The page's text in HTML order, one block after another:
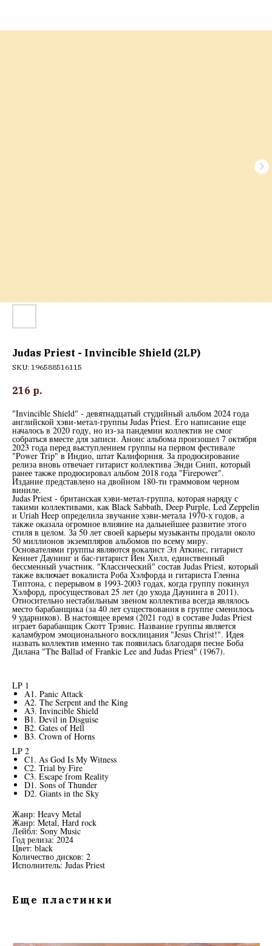
Judas Priest - Invincible Shield (2LP)
SKU: 196588516115
216 р.
"Invincible Shield" - девятнадцатый студийный альбом 2024 года
английской хэви-метал-группы Judas Priest. Его написание еще
началось в 2020 году, но из-за пандемии коллектив не смог
собраться вместе для записи. Анонс альбома произошел 7 октября
2023 года перед выступлением группы на первом фестивале
"Power Trip" в Индио, штат Калифорния. За продюсирование
релиза вновь отвечает гитарист коллектива Энди Снип, который
ранее также продюсировал альбом 2018 года "Firepower".
Издание представлено на двойном 180-ти граммовом черном
виниле.
Judas Priest - британская хэви-метал-группа, которая наряду с
такими коллективами, как Black Sabbath, Deep Purple, Led Zeppelin
и Uriah Heep определила звучание хэви-метала 1970-х годов, а
также оказала огромное влияние на дальнейшее развитие этого
стиля в целом. За 50 лет своей карьеры музыканты продали около
50 миллионов экземпляров альбомов по всему миру.
Основателями группы являются вокалист Эл Аткинс, гитарист
Кеннет Даунинг и бас-гитарист Йен Хилл, единственный
бессменный участник. "Классический" состав Judas Priest, который
также включает вокалиста Роба Хэлфорда и гитариста Гленна
Типтона, с перерывом в 1993-2003 годах, когда группу покинул
Хэлфорд, просуществовал 25 лет (до ухода Даунинга в 2011).
Относительно нестабильным звеном коллектива всегда являлось
место барабанщика (за 40 лет существования в группе сменилось
9 ударников). В настоящее время (2021 год) в составе Judas Priest
играет барабанщик Скотт Трэвис. Название группы является
каламбуром эмоционального восклицания "Jesus Christ!". Идея
назвать коллектив именно так появилась благодаря песне Боба
Дилана "The Ballad of Frankie Lee and Judas Priest" (1967).
LP 1
A1. Panic Attack
A2. The Serpent and the King
A3. Invincible Shield
B1. Devil in Disguise
B2. Gates of Hell
B3. Crown of Horns
LP 2
C1. As God Is My Witness
C2. Trial by Fire
C3. Escape from Reality
D1. Sons of Thunder
D2. Giants in the Sky
Жанр: Heavy Metal
Жанр: Metal, Hard rock
Лейбл: Sony Music
Год релиза: 2024
Цвет: black
Количество дисков: 2
Исполнитель: Judas Priest
Еще пластинки